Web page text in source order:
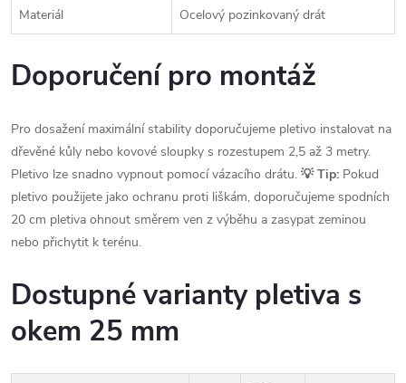
Materiál Ocelový pozinkovaný drát
Doporučení pro montáž
Pro dosažení maximální stability doporučujeme pletivo instalovat na
dřevěné kůly nebo kovové sloupky s rozestupem 2,5 až 3 metry.
Pletivo lze snadno vypnout pomocí vázacího drátu. 💡 Tip: Pokud
pletivo použijete jako ochranu proti liškám, doporučujeme spodních
20 cm pletiva ohnout směrem ven z výběhu a zasypat zeminou
nebo přichytit k terénu.
Dostupné varianty pletiva s
okem 25 mm